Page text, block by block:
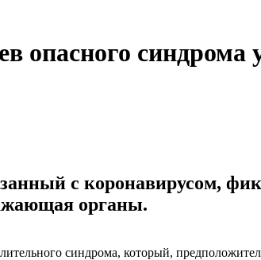
опасного синдрома
с коронавирусом,
органы.
синдрома, который,